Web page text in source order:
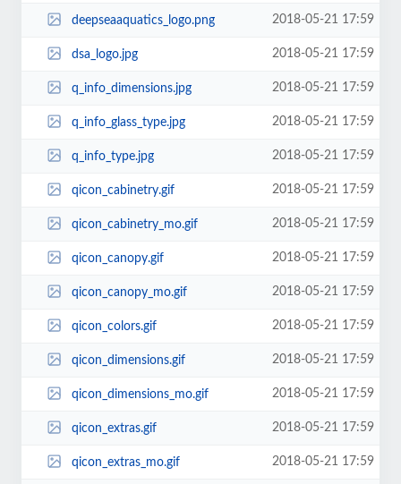
deepseaaquatics_logo.png 2018-05-21 17:59
dsa_logo.jpg 2018-05-21 17:59
q_info_dimensions.jpg 2018-05-21 17:59
q_info_glass_type.jpg 2018-05-21 17:59
q_info_type.jpg 2018-05-21 17:59
qicon_cabinetry.gif 2018-05-21 17:59
qicon_cabinetry_mo.gif 2018-05-21 17:59
qicon_canopy.gif 2018-05-21 17:59
qicon_canopy_mo.gif 2018-05-21 17:59
qicon_colors.gif 2018-05-21 17:59
qicon_dimensions.gif 2018-05-21 17:59
qicon_dimensions_mo.gif 2018-05-21 17:59
qicon_extras.gif 2018-05-21 17:59
qicon_extras_mo.gif 2018-05-21 17:59